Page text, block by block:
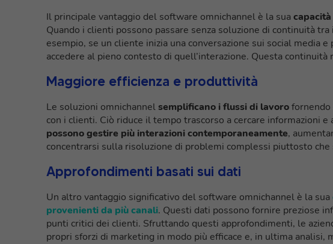
Il principale vantaggio del software omnichannel è la sua
Quando i clienti possono passare senza soluzione di continuità
esempio, se un cliente inizia una conversazione sui social media
accedere al pieno contesto di quell’interazione. Questa
Maggiore efficienza e produttività
Le soluzioni omnichannelsemplificano i flussi di lavoro
con i clienti. Ciò riduce il tempo trascorso a cercare informazioni
possono gestire più interazioni contemporaneamente,
concentrarsi sulla risoluzione di problemi complessi piuttosto
Approfondimenti basati sui dati
Un altro vantaggio significativo del software omnichannel è la sua
provenienti da più canali. Questi dati possono fornire preziose
punti critici dei clienti. Sfruttando questi approfondimenti, le
propri sforzi di marketing in modo più efficace e, in ultima analisi,